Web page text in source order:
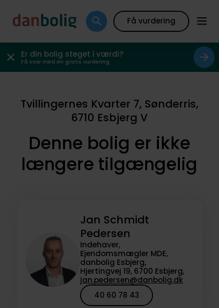
Få vurdering
Er din bolig steget i værdi?
Få svar med en gratis vurdering
Tvillingernes Kvarter 7, Sønderris,
6710 Esbjerg V
Denne bolig er ikke
længere tilgængelig
Jan Schmidt
Pedersen
Indehaver,
Ejendomsmægler MDE,
danbolig Esbjerg,
Hjertingvej 19, 6700 Esbjerg,
jan.pedersen@danbolig.dk
40 60 78 43